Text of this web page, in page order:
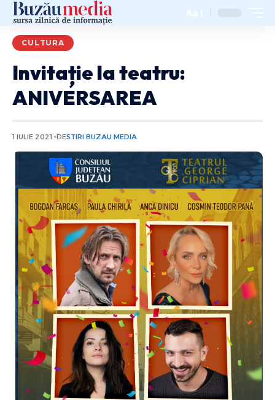
Aa
CULTURA
Invitație la teatru:
ANIVERSAREA
1 IULIE 2021 DESTIRI BUZAU MEDIA